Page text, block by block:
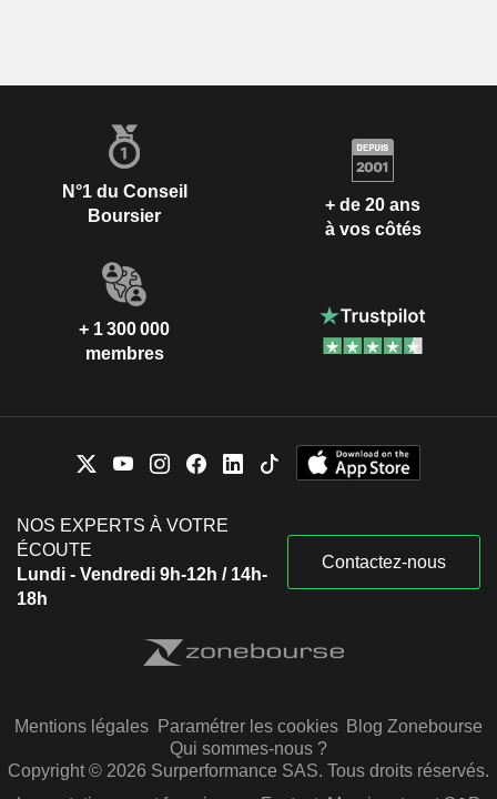
N°1 du Conseil
Boursier
+ de 20 ans
à vos côtés
+ 1 300 000
membres
NOS EXPERTS À VOTRE
ÉCOUTE
Lundi - Vendredi 9h-12h / 14h-
18h
Contactez-nous
Mentions légales Paramétrer les cookies Blog Zonebourse
Qui sommes-nous ?
Copyright © 2026 Surperformance SAS. Tous droits réservés.